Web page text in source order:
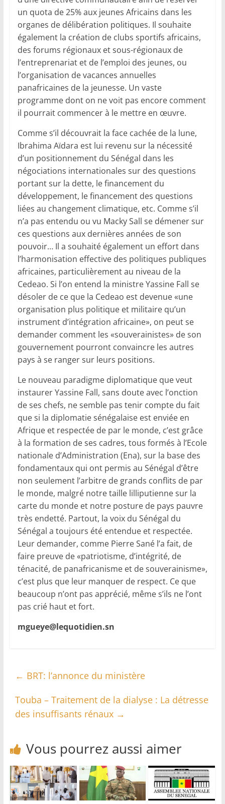
un quota de 25% aux jeunes Africains dans les
organes de délibération politiques. Il souhaite
également la création de clubs sportifs africains,
des forums régionaux et sous-régionaux de
l’entreprenariat et de l’emploi des jeunes, ou
l’organisation de vacances annuelles
panafricaines de la jeunesse. Un vaste
programme dont on ne voit pas encore comment
il pourrait commencer à le mettre en œuvre.
Comme s’il découvrait la face cachée de la lune,
Ibrahima Aïdara est lui revenu sur la nécessité
d’un positionnement du Sénégal dans les
négociations internationales sur des questions
portant sur la dette, le financement du
développement, le financement des questions
liées au changement climatique, etc. Comme s’il
n’a pas entendu ou vu Macky Sall se démener sur
ces questions aux dernières années de son
pouvoir… Il a souhaité également un effort dans
l’harmonisation effective des politiques publiques
africaines, particulièrement au niveau de la
Cedeao. Si l’on entend la ministre Yassine Fall se
désoler de ce que la Cedeao est devenue «une
organisation plus politique et militaire qu’un
instrument d’intégration africaine», on peut se
demander comment les «souverainistes» de son
gouvernement pourront convaincre les autres
pays à se ranger sur leurs positions.
Le nouveau paradigme diplomatique que veut
instaurer Yassine Fall, sans doute avec l’onction
de ses chefs, ne semble pas tenir compte du fait
que si la diplomatie sénégalaise est enviée en
Afrique et respectée de par le monde, c’est grâce
à la formation de ses cadres, tous formés à l’Ecole
nationale d’Administration (Ena), sur la base des
fondamentaux qui ont permis au Sénégal d’être
non seulement l’arbitre de grands conflits de par
le monde, malgré notre taille lilliputienne sur la
carte du monde et notre posture de pays pauvre
très endetté. Partout, la voix du Sénégal du
Sénégal a toujours été entendue et respectée.
Leur demander, comme Pierre Sané l’a fait, de
faire preuve de «patriotisme, d’intégrité, de
ténacité, de panafricanisme et de souverainisme»,
c’est plus que leur manquer de respect. Ce que
beaucoup n’ont pas apprécié, même s’ils ne l’ont
pas crié haut et fort.
mgueye@lequotidien.sn
← BRT: l’annonce du ministère
Touba – Traitement de la dialyse : La détresse
des insuffisants rénaux →
Vous pourrez aussi aimer